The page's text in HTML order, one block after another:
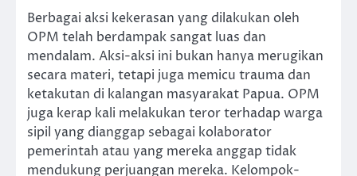
Berbagai aksi kekerasan yang dilakukan oleh
OPM telah berdampak sangat luas dan
mendalam. Aksi-aksi ini bukan hanya merugikan
secara materi, tetapi juga memicu trauma dan
ketakutan di kalangan masyarakat Papua. OPM
juga kerap kali melakukan teror terhadap warga
sipil yang dianggap sebagai kolaborator
pemerintah atau yang mereka anggap tidak
mendukung perjuangan mereka. Kelompok-